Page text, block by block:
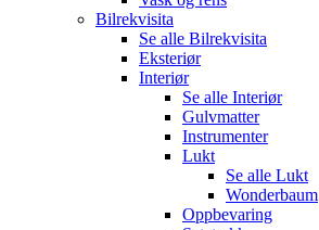
Bilrekvisita
Se alle Bilrekvisita
Eksteriør
Interiør
Se alle Interiør
Gulvmatter
Instrumenter
Lukt
Se alle Lukt
Wonderbaum
Oppbevaring